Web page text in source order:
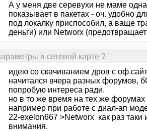
А у меня две серевухи не маме
показывает в пакетах - оч. удобно
под локалку приспособил, а ваще
деньги) или Networx
в сетевой карте ?
идею со скачиванием дров с
начитался вчера разных форумов,
попробую интереса ради.
но в то же время на тех же форумах
например при работе с диал-ап
22-exelon667 >Networx как раз
внимания.